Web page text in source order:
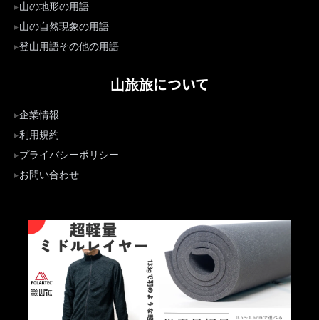
山の地形の用語
山の自然現象の用語
登山用語その他の用語
山旅旅について
企業情報
利用規約
プライバシーポリシー
お問い合わせ